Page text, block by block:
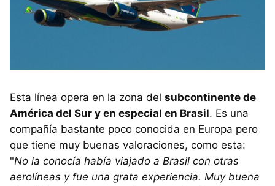
Esta línea opera en la zona del subcontinente de
América del Sur y en especial en Brasil. Es una
compañía bastante poco conocida en Europa pero
que tiene muy buenas valoraciones, como esta:
"No la conocía había viajado a Brasil con otras
aerolíneas y fue una grata experiencia. Muy buena